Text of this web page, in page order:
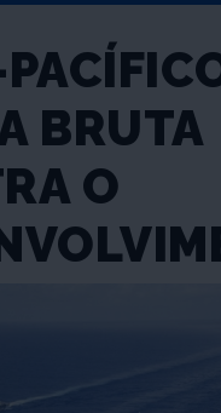
BRUTA
O